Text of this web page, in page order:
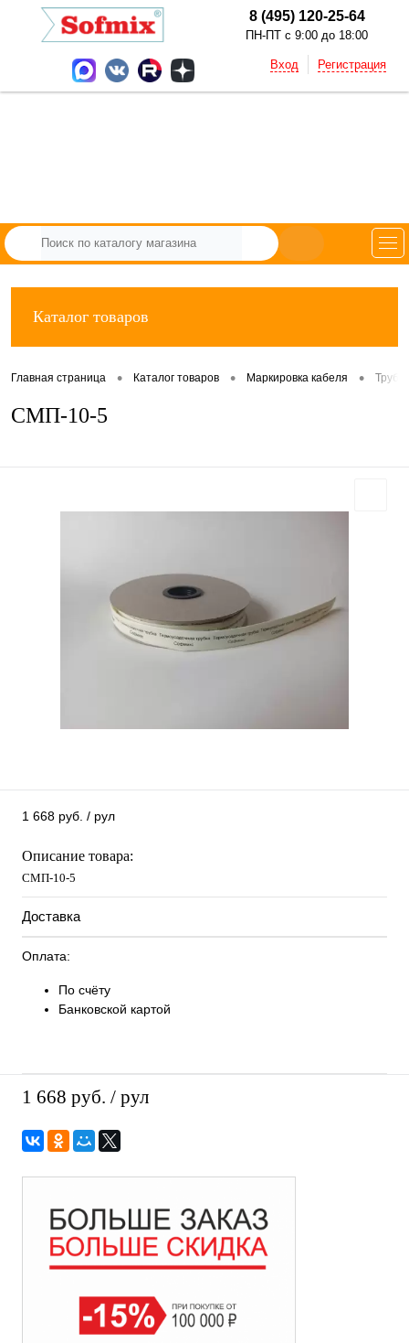
8 (495) 120-25-64
ПН-ПТ с 9:00 до 18:00
Вход Регистрация
Каталог товаров
Главная страница • Каталог товаров • Маркировка кабеля •
СМП-10-5
1 668 руб. / рул
Описание товара:
СМП-10-5
Доставка
Оплата:
По счёту
Банковской картой
1 668 руб. / рул